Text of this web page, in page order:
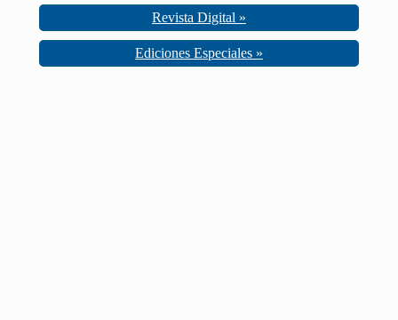
Revista Digital »
Ediciones Especiales »